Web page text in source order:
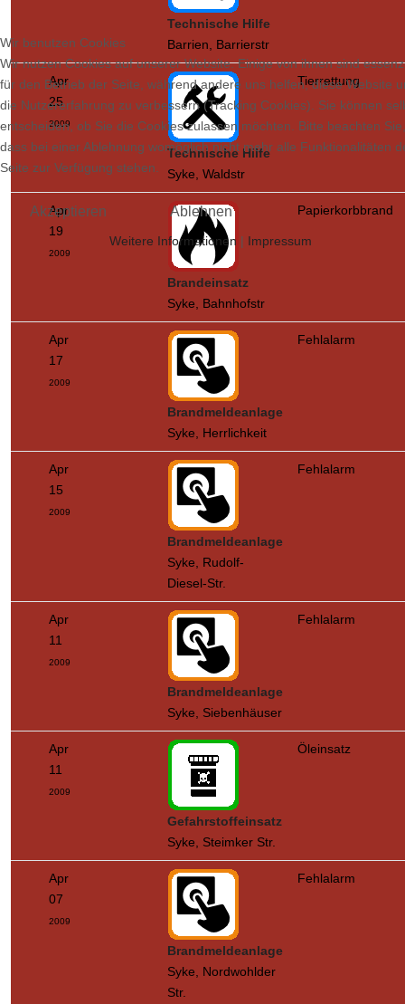
Technische Hilfe
Barrien, Barrierstr
Apr
25
2009
Technische Hilfe
Syke, Waldstr
Tierrettung
Apr
19
2009
Brandeinsatz
Syke, Bahnhofstr
Papierkorbbrand
Apr
17
2009
Brandmeldeanlage
Syke, Herrlichkeit
Fehlalarm
Apr
15
2009
Brandmeldeanlage
Syke, Rudolf-
Diesel-Str.
Fehlalarm
Apr
11
2009
Brandmeldeanlage
Syke, Siebenhäuser
Fehlalarm
Apr
11
2009
Gefahrstoffeinsatz
Syke, Steimker Str.
Öleinsatz
Apr
07
2009
Brandmeldeanlage
Syke, Nordwohlder
Str.
Fehlalarm
Wir benutzen Cookies
Wir nutzen Cookies auf unserer Website. Einige von ihnen sind
für den Betrieb der Seite, während andere uns helfen, diese Website
die Nutzererfahrung zu verbessern (Tracking Cookies). Sie können
entscheiden, ob Sie die Cookies zulassen möchten. Bitte beachten Sie,
dass bei einer Ablehnung womöglich nicht mehr alle Funktionalitäten
Seite zur Verfügung stehen.
Akzeptieren Ablehnen
Weitere Informationen | Impressum